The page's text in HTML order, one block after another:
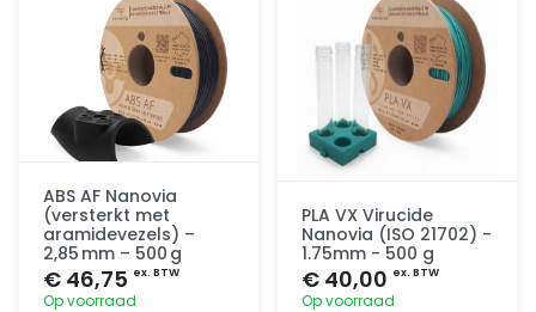
ABS AF Nanovia
(versterkt met
aramidevezels) –
2,85 mm – 500 g
€ 46,75 ex. BTW
Op voorraad
PLA VX Virucide
Nanovia (ISO 21702) -
1.75mm - 500 g
€ 40,00 ex. BTW
Op voorraad